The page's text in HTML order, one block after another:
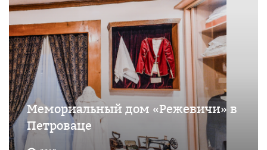
Мемориальный дом «Режевичи» в
Петроваце